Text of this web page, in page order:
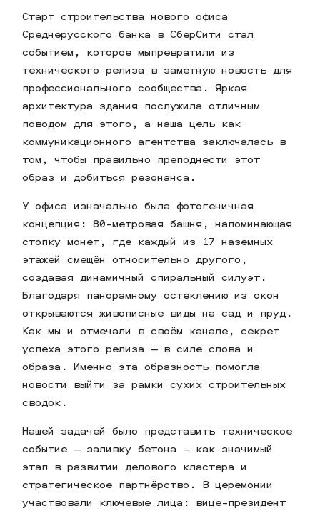
Старт строительства нового офиса
Среднерусского банка в СберСити стал
событием, которое мыпревратили из
технического релиза в заметную новость для
профессионального сообщества. Яркая
архитектура здания послужила отличным
поводом для этого, а наша цель как
коммуникационного агентства заключалась в
том, чтобы правильно преподнести этот
образ и добиться резонанса.
У офиса изначально была фотогеничная
концепция: 80-метровая башня, напоминающая
стопку монет, где каждый из 17 наземных
этажей смещён относительно другого,
создавая динамичный спиральный силуэт.
Благодаря панорамному остеклению из окон
открываются живописные виды на сад и пруд.
Как мы и отмечали в своём канале, секрет
успеха этого релиза — в силе слова и
образа. Именно эта образность помогла
новости выйти за рамки сухих строительных
сводок.
Нашей задачей было представить техническое
событие — заливку бетона — как значимый
этап в развитии делового кластера и
стратегическое партнёрство. В церемонии
участвовали ключевые лица: вице-президент